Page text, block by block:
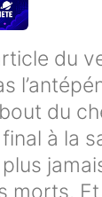
du
du
à la
plus
morts.